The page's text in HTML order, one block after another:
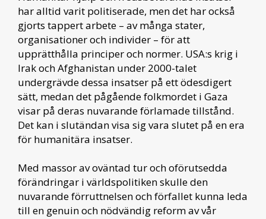
har alltid varit politiserade, men det har också
gjorts tappert arbete – av många stater,
organisationer och individer – för att
upprätthålla principer och normer. USA:s krig i
Irak och Afghanistan under 2000-talet
undergrävde dessa insatser på ett ödesdigert
sätt, medan det pågående folkmordet i Gaza
visar på deras nuvarande förlamade tillstånd.
Det kan i slutändan visa sig vara slutet på en era
för humanitära insatser.
Med massor av oväntad tur och oförutsedda
förändringar i världspolitiken skulle den
nuvarande förruttnelsen och förfallet kunna leda
till en genuin och nödvändig reform av vår